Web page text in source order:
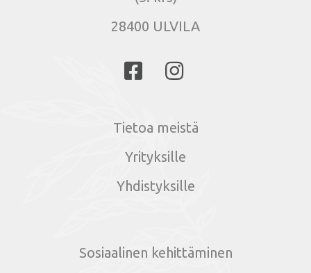
28400 ULVILA
Tietoa meistä
Yrityksille
Yhdistyksille
Sosiaalinen kehittäminen